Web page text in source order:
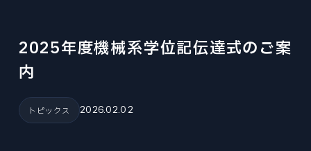
INTRODUCTION機械系について
INTRODUCTION INDEX
機械系について
OVERVIEW
組織・沿革
SEARCH
SEARCH INDEX
研究室を探す
DEIDEI推進
2025年度機械系学位記伝達式のご案
内
トピックス 2026.02.02